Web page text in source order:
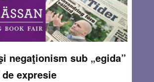
Orbán
Read more…
1 COMMENT
negaţionism sub „egida”
expresie